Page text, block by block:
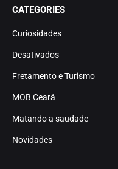
CATEGORIES
Curiosidades
Desativados
Fretamento e Turismo
MOB Ceará
Matando a saudade
Novidades